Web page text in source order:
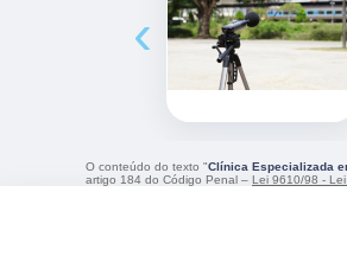
‹
O conteúdo do texto "Clínica Especializada
artigo 184 do Código Penal – Lei 9610/98 -